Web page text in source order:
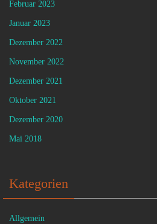
Februar 2023
Januar 2023
Dezember 2022
November 2022
Dezember 2021
Oktober 2021
Dezember 2020
Mai 2018
Kategorien
Allgemein